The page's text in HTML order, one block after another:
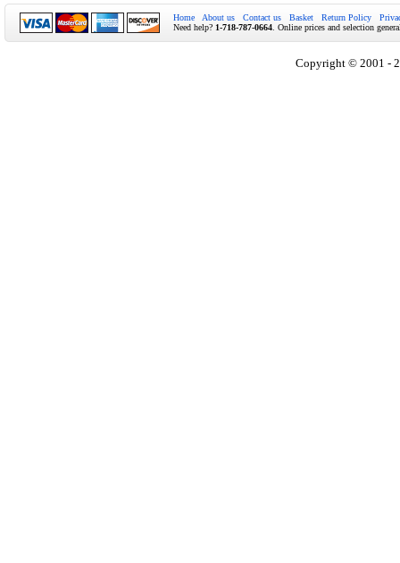
Home About us Contact us Basket Return Policy
Need help? 1-718-787-0664 . Online prices and selection
Copyright © 2001 -